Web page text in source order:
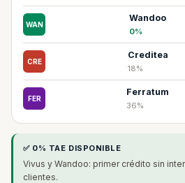
WAN
Wandoo
0%
CRE
Creditea
18%
FER
Ferratum
36%
✅ 0% TAE DISPONIBLE
Vivus y Wandoo: primer crédito sin
clientes.